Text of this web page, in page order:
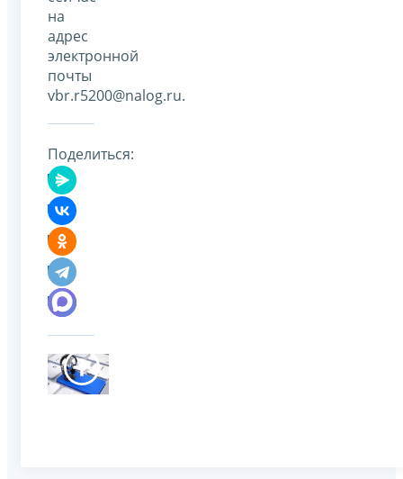
на
адрес
электронной
почты
vbr.r5200@nalog.ru.
Поделиться: